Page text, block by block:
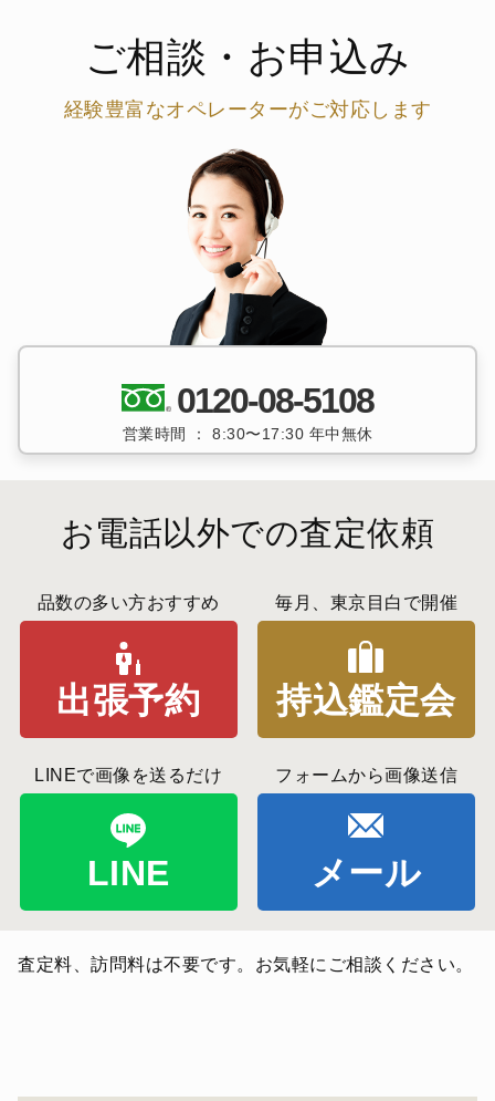
ご相談・お申込み
経験豊富なオペレーターがご対応します
0120-08-5108
営業時間 ： 8:30〜17:30 年中無休
お電話以外での査定依頼
品数の多い方おすすめ
出張予約
毎月、東京目白で開催
持込鑑定会
LINEで画像を送るだけ
LINE
フォームから画像送信
メール
査定料、訪問料は不要です。お気軽にご相談ください。